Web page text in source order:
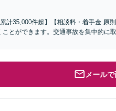
計35,000件超】【相談料・着手金 原
とができます。交通事故を集中的に
メール